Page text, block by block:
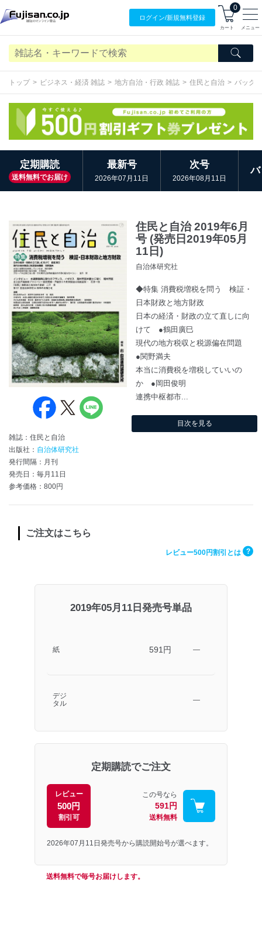
ログイン/新規無料登録
0
カート メニュー
トップ ビジネス・経済 雑誌 地方自治・行政 雑誌 住民と自治 バック
定期購読
送料無料でお届け
最新号
2026年07月11日
次号
2026年08月11日
雑誌：住民と自治
出版社： 自治体研究社
発行間隔：月刊
発売日：毎月11日
参考価格：800円
住民と自治 2019年6月
号 (発売日2019年05月
11日)
自治体研究社
◆特集 消費税増税を問う 検証・
日本財政と地方財政
日本の経済・財政の立て直しに向
けて ●鶴田廣巳
現代の地方税収と税源偏在問題
●関野満夫
本当に消費税を増税していいの
か ●岡田俊明
連携中枢都市...
目次を見る
ご注文はこちら
レビュー500円割引とは ?
2019年05月11日発売号単品
紙 591円 ―
デジ
タル
―
定期購読でご注文
レビュー
500円
割引可
この号なら
591円
送料無料
2026年07月11日発売号から購読開始号が選べます。
送料無料で毎号お届けします。